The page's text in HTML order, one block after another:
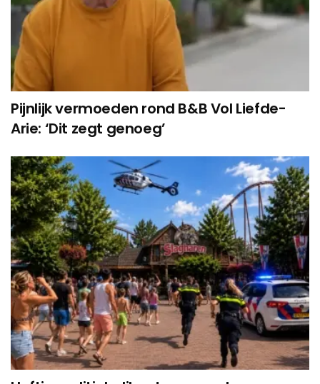
Pijnlijk vermoeden rond B&B Vol Liefde-
Arie: ‘Dit zegt genoeg’